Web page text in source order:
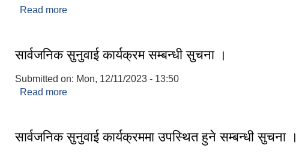
Read more
सार्वजनिक सुनुवाई कार्यक्रम सम्बन्धी सुचना ।
Submitted on: Mon, 12/11/2023 - 13:50
Read more
सार्वजनिक सुनुवाई कार्यक्रममा उपस्थित हुने सम्बन्धी सुचना ।